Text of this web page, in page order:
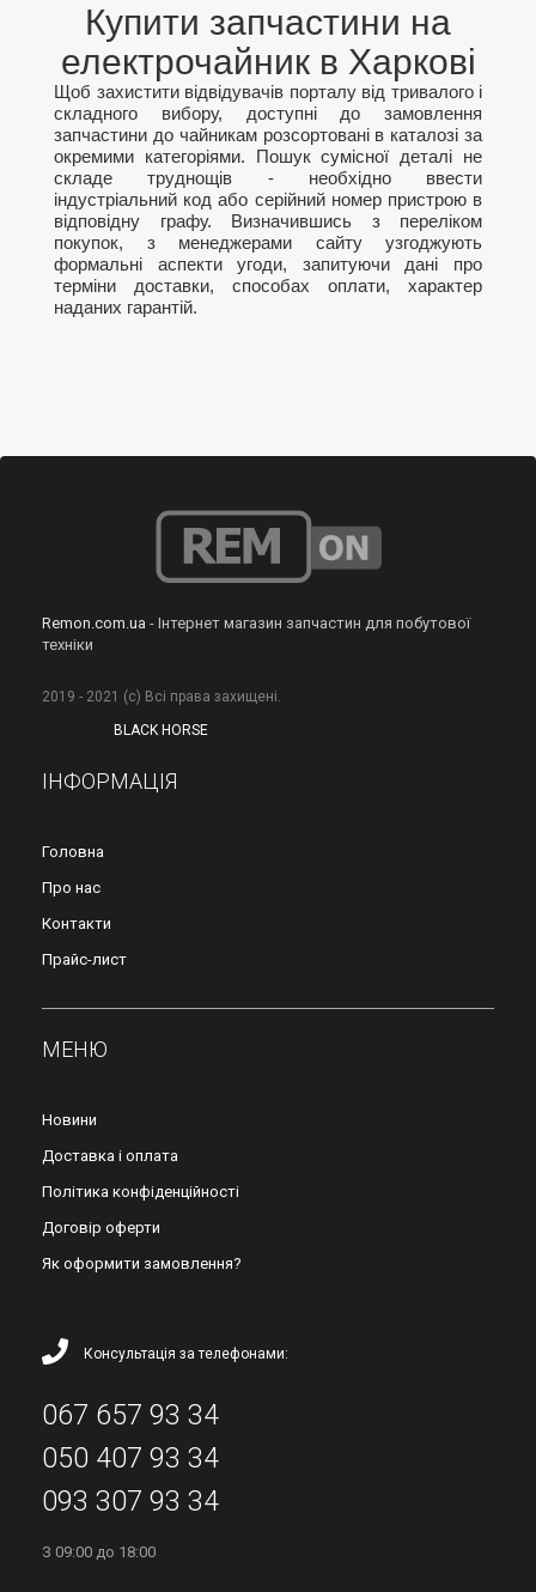
Купити запчастини на
електрочайник в Харкові
Щоб захистити відвідувачів порталу від тривалого і
складного вибору, доступні до замовлення
запчастини до чайникам розсортовані в каталозі за
окремими категоріями. Пошук сумісної деталі не
складе труднощів - необхідно ввести
індустріальний код або серійний номер пристрою в
відповідну графу. Визначившись з переліком
покупок, з менеджерами сайту узгоджують
формальні аспекти угоди, запитуючи дані про
терміни доставки, способах оплати, характер
наданих гарантій.
Remon.com.ua - Інтернет магазин запчастин для побутової
техніки
2019 - 2021 (с) Всі права захищені.
BLACK HORSE
ІНФОРМАЦІЯ
Головна
Про нас
Контакти
Прайс-лист
МЕНЮ
Новини
Доставка і оплата
Політика конфіденційності
Договір оферти
Як оформити замовлення?
Консультація за телефонами:
067 657 93 34
050 407 93 34
093 307 93 34
З 09:00 до 18:00